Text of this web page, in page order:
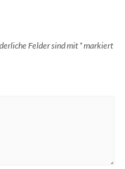
Felder sind mit *markiert